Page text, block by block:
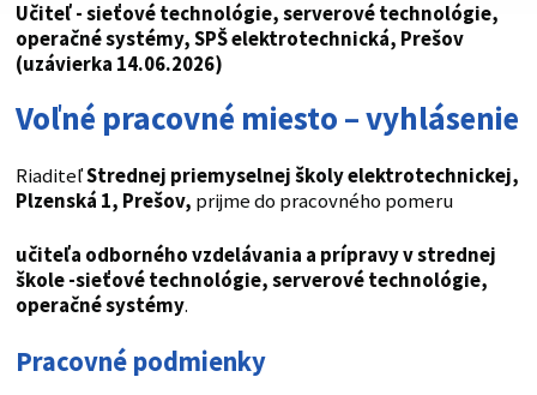
Učiteľ - sieťové technológie, serverové technológie,
operačné systémy, SPŠ elektrotechnická, Prešov
(uzávierka 14.06.2026)
Voľné pracovné miesto – vyhlásenie
RiaditeľStrednej priemyselnej školy elektrotechnickej,
Plzenská 1, Prešov, prijme do pracovného pomeru
učiteľa odborného vzdelávania a prípravy v strednej
škole -sieťové technológie, serverové technológie,
operačné systémy.
Pracovné podmienky